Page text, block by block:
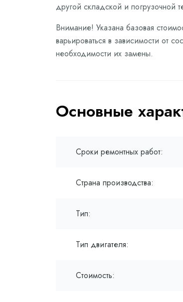
другой складской и погрузочной
Внимание! Указана базовая
варьироваться в зависимости от
необходимости их замены.
Основные
Сроки ремонтных работ:
Страна производства:
Тип:
Тип двигателя:
Стоимость: